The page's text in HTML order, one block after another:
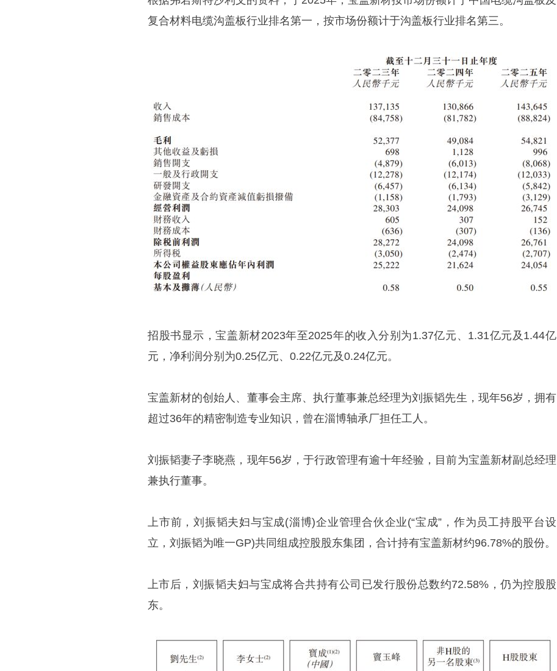
复合材料电缆沟盖板行业排名第一，按市场份额计于沟盖板行业排名第三。
招股书显示，宝盖新材2023年至2025年的收入分别为1.37亿元、1.31亿元及1.44亿
元，净利润分别为0.25亿元、0.22亿元及0.24亿元。
宝盖新材的创始人、董事会主席、执行董事兼总经理为刘振韬先生，现年56岁，拥有
超过36年的精密制造专业知识，曾在淄博轴承厂担任工人。
刘振韬妻子李晓燕，现年56岁，于行政管理有逾十年经验，目前为宝盖新材副总经理
兼执行董事。
上市前，刘振韬夫妇与宝成(淄博)企业管理合伙企业(“宝成”，作为员工持股平台设
立，刘振韬为唯一GP)共同组成控股股东集团，合计持有宝盖新材约96.78%的股份。
上市后，刘振韬夫妇与宝成将合共持有公司已发行股份总数约72.58%，仍为控股股
东。